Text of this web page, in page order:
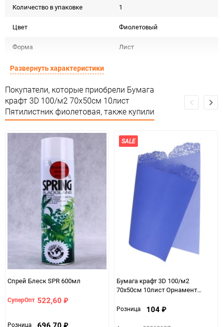
Количество в упаковке
1
Цвет Фиолетовый
Форма Лист
Материал
Срок годности Срок годности не ограничен
Предназначение товара Для флористики
Особых условий не требует
Минимальное количество
Количество в коробке
Единица измерения упак
ЦветНоменклатуры фиолет
Развернуть характеристики
Покупатели, которые приобрели Бумага
крафт 3D 100/м2 70х50см 10лист
Пятилистник фиолетовая, также купили
Спрей Блеск SPR 600мл
СуперОпт 522,60 ₽
Розница 696,70 ₽
SALE
Бумага крафт 3D 100/м2
70х50см 10лист Орнамент
Розница 104 ₽